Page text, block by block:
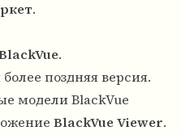
.
.
поздняя версия.
модели BlackVue
BlackVue Viewer.